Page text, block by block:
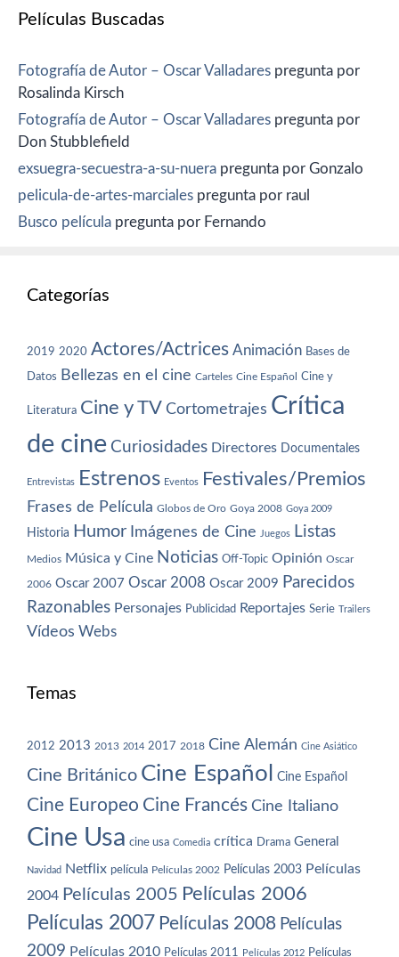
Películas Buscadas
Fotografía de Autor – Oscar Valladares pregunta por
Rosalinda Kirsch
Fotografía de Autor – Oscar Valladares pregunta por
Don Stubblefield
exsuegra-secuestra-a-su-nuera pregunta por Gonzalo
pelicula-de-artes-marciales pregunta por raul
Busco película pregunta por Fernando
Categorías
2019 2020 Actores/Actrices Animación Bases de
Datos Bellezas en el cine Carteles Cine Español Cine y
Literatura Cine y TV Cortometrajes Crítica
de cine Curiosidades Directores Documentales
Entrevistas Estrenos Eventos Festivales/Premios
Frases de Película Globos de Oro Goya 2008 Goya 2009
Historia Humor Imágenes de Cine Juegos Listas
Medios Música y Cine Noticias Off-Topic Opinión Oscar
2006 Oscar 2007 Oscar 2008 Oscar 2009 Parecidos
Razonables Personajes Publicidad Reportajes Serie Trailers
Vídeos Webs
Temas
2012 2013 2013 2014 2017 2018 Cine Alemán Cine Asiático
Cine Británico Cine Español Cine Español
Cine Europeo Cine Francés Cine Italiano
Cine Usa cine usa Comedia crítica Drama General
Navidad Netflix película Películas 2002 Películas 2003 Películas
2004 Películas 2005 Películas 2006
Películas 2007 Películas 2008 Películas
2009 Películas 2010 Películas 2011 Películas 2012 Películas